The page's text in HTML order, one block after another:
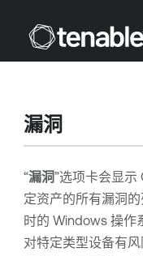
漏洞
“漏洞”选项卡会显示
定资产的所有漏洞
时的 Windows 操作
对特定类型设备有